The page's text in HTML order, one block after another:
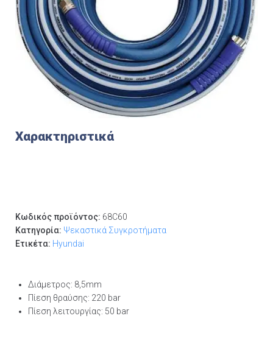
Χαρακτηριστικά
Κωδικός προϊόντος: 68C60
Κατηγορία: Ψεκαστικά Συγκροτήματα
Ετικέτα: Hyundai
Διάμετρος: 8,5mm
Πίεση θραύσης: 220 bar
Πίεση λειτουργίας: 50 bar